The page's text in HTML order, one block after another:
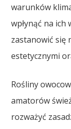
warunków
wpłynąć na
zastanowić się
estetycznymi
Rośliny
amatorów
rozważyć